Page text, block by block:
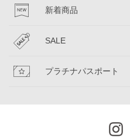
新着商品
SALE
プラチナパスポート